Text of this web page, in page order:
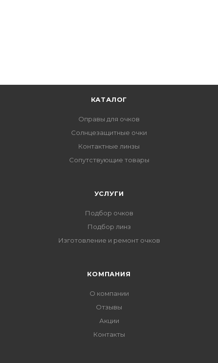
КАТАЛОГ
Оправы для очков
Солнцезащитные очки
Контактные линзы
Сопутствующие товары
УСЛУГИ
Подбор очков
Подбор линз
Изготовление и ремонт очков
КОМПАНИЯ
О компании
Отзывы
Акции
Контакты